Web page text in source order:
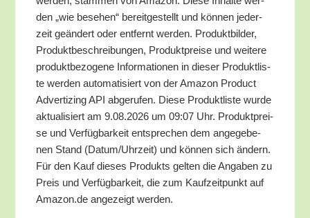
den „wie bese­hen“ bereit­ge­stellt und kön­nen jeder­
zeit geän­dert oder ent­fernt wer­den. Pro­dukt­bil­der,
Pro­dukt­be­schrei­bun­gen, Pro­dukt­prei­se und wei­te­re
pro­dukt­be­zo­ge­ne Infor­ma­tio­nen in die­ser Pro­dukt­lis­
te wer­den auto­ma­ti­siert von der Ama­zon Pro­duct
Adver­tiz­ing API abge­ru­fen. Die­se Pro­dukt­lis­te wur­de
aktua­li­siert am 9.08.2026 um 09:07 Uhr. Pro­dukt­prei­
se und Ver­füg­bar­keit ent­spre­chen dem ange­ge­be­
nen Stand (Datum/​Uhrzeit) und kön­nen sich ändern.
Für den Kauf die­ses Pro­dukts gel­ten die Anga­ben zu
Preis und Ver­füg­bar­keit, die zum Kauf­zeit­punkt auf
Amazon.de ange­zeigt werden.